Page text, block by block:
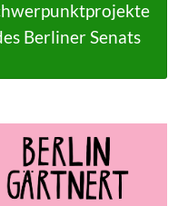
Newsletter
Links
Suche
Berliner Senats